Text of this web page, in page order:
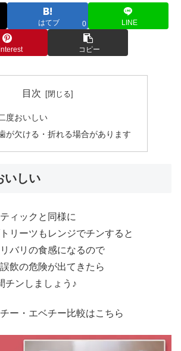
はてブ 0 LINE
コピー
目次
度おいしい
が欠ける・折れる場合があります
いしい
ィックと同様に
リーツもレンジでチンすると
バリの食感になるので
飲の危険が出てきたら
チンしましょう♪
ー・エベチー比較はこちら